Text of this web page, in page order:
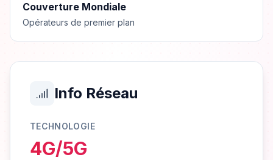
Couverture Mondiale
Opérateurs de premier plan
Info Réseau
TECHNOLOGIE
4G/5G